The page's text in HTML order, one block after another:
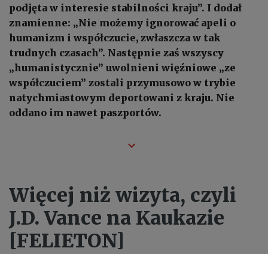
podjęta w interesie stabilności kraju”. I dodał
znamienne: „Nie możemy ignorować apeli o
humanizm i współczucie, zwłaszcza w tak
trudnych czasach”. Następnie zaś wszyscy
„humanistycznie” uwolnieni więźniowe „ze
współczuciem” zostali przymusowo w trybie
natychmiastowym deportowani z kraju. Nie
oddano im nawet paszportów.
Więcej niż wizyta, czyli
J.D. Vance na Kaukazie
[FELIETON]